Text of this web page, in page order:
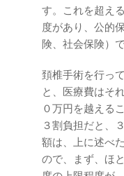
す。これを超え
度があり、公的
険、社会保険）
頚椎手術を行っ
と、医療費はそ
０万円を越える
３割負担だと、
額は、上に述べ
ので、まず、ほ